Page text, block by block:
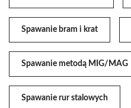
Spawanie bram i krat
Spawanie metodą MIG/MAG
Spawanie rur stalowych